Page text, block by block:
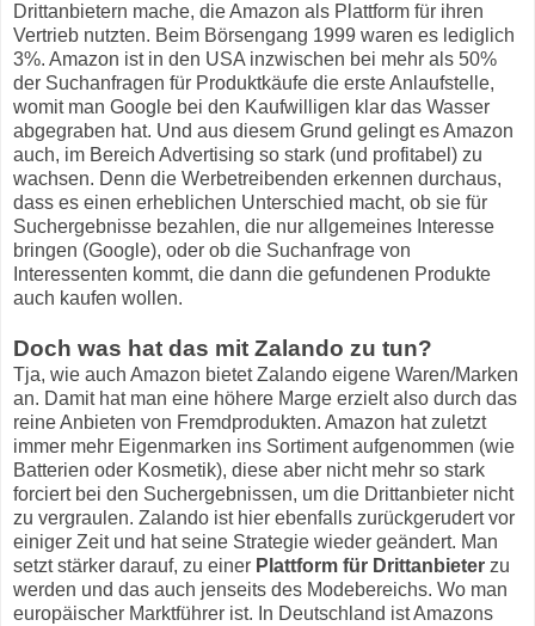
Drittanbietern mache, die Amazon als Plattform für ihren
Vertrieb nutzten. Beim Börsengang 1999 waren es lediglich
3%. Amazon ist in den USA inzwischen bei mehr als 50%
der Suchanfragen für Produktkäufe die erste Anlaufstelle,
womit man Google bei den Kaufwilligen klar das Wasser
abgegraben hat. Und aus diesem Grund gelingt es Amazon
auch, im Bereich Advertising so stark (und profitabel) zu
wachsen. Denn die Werbetreibenden erkennen durchaus,
dass es einen erheblichen Unterschied macht, ob sie für
Suchergebnisse bezahlen, die nur allgemeines Interesse
bringen (Google), oder ob die Suchanfrage von
Interessenten kommt, die dann die gefundenen Produkte
auch kaufen wollen.
Doch was hat das mit Zalando zu tun?
Tja, wie auch Amazon bietet Zalando eigene Waren/Marken
an. Damit hat man eine höhere Marge erzielt also durch das
reine Anbieten von Fremdprodukten. Amazon hat zuletzt
immer mehr Eigenmarken ins Sortiment aufgenommen (wie
Batterien oder Kosmetik), diese aber nicht mehr so stark
forciert bei den Suchergebnissen, um die Drittanbieter nicht
zu vergraulen. Zalando ist hier ebenfalls zurückgerudert vor
einiger Zeit und hat seine Strategie wieder geändert. Man
setzt stärker darauf, zu einer Plattform für Drittanbieter zu
werden und das auch jenseits des Modebereichs. Wo man
europäischer Marktführer ist. In Deutschland ist Amazons